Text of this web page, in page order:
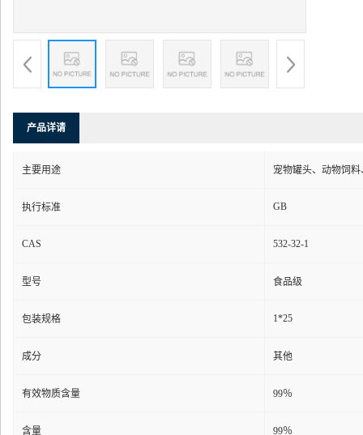
产品详请
主要用途 宠物罐头、动物饲
执行标准 GB
CAS 532-32-1
型号 食品级
包装规格 1*25
成分 其他
有效物质含量 99％
含量 99％